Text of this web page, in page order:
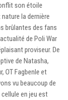
son étoile
la dernière
brûlantes des fans
de Poli War
proviseur. De
de Natasha,
OT Fagbenle et
vu beaucoup de
en jeu est